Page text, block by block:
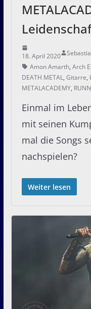
18. April 2020
Amon Amarth, Arch
DEATH METAL, Gitarre,
METALACADEMY,
Einmal im
mit seinen
mal die Songs
nachspielen?
Weiter lesen